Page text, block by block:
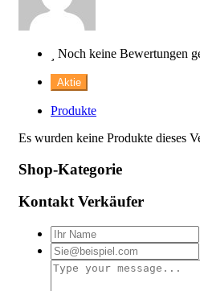
Noch keine Bewertungen
Aktie
Produkte
Es wurden keine Produkte dieses
Shop-Kategorie
Kontakt Verkäufer